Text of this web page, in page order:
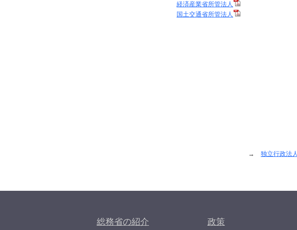
経済産業省所管法人
国土交通省所管法人
→ 独立行政法
総務省の紹介 政策